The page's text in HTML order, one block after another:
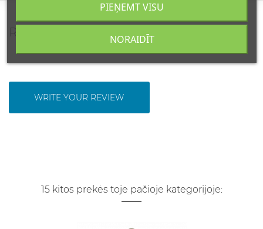
WRITE YOUR REVIEW
15 kitos prekės toje pačioje kategorijoje:
NORAIDĪT
PIEŅEMT VISU